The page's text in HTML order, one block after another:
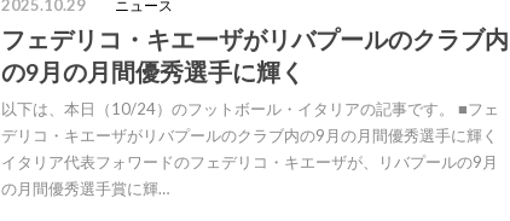
2025.10.29 ニュース
フェデリコ・キエーザがリバプールのクラブ内
の9月の月間優秀選手に輝く
以下は、本日（10/24）のフットボール・イタリアの記事です。 ■フェ
デリコ・キエーザがリバプールのクラブ内の9月の月間優秀選手に輝く
イタリア代表フォワードのフェデリコ・キエーザが、リバプールの9月
の月間優秀選手賞に輝…